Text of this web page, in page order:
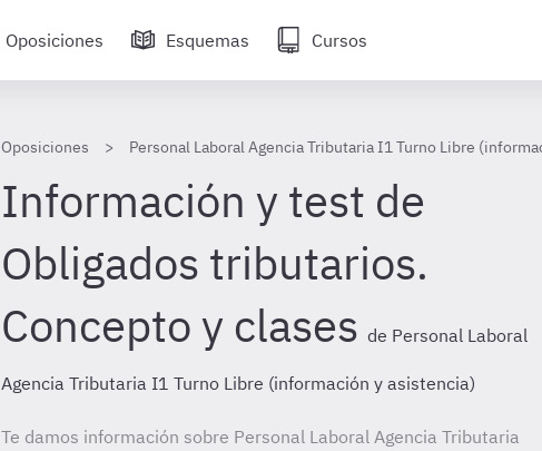
Oposiciones Esquemas Cursos
Oposiciones Personal Laboral Agencia Tributaria I1 Turno Libre
Información y test de
Obligados tributarios.
Concepto y clases de Personal Laboral
Agencia Tributaria I1 Turno Libre (información y asistencia)
Te damos información sobre Personal Laboral Agencia Tributaria